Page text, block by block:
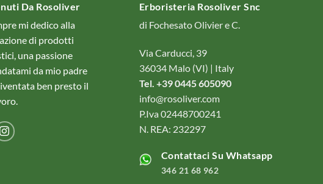
Da Rosoliver
mi dedico alla
di prodotti
una passione
da mio padre
ben presto il
Erboristeria Rosoliver Snc
di Fochesato Olivier e C.
Via Carducci, 39
36034 Malo (VI) | Italy
Tel. +39 0445 605090
info@rosoliver.com
P.Iva 02448700241
N. REA: 232297
Contattaci Su Whatsapp
346 21 68 962